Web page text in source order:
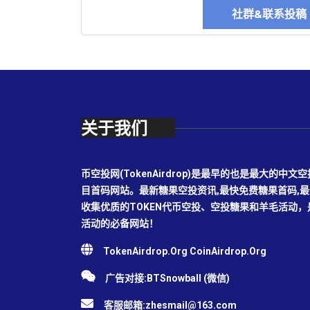
社群&联系投
关于我们
币空投网(TokenAirdrop)是最早的也是最大的中文
目首码网站。最新糖果空投资讯,最快免费糖果首码,
收集优质的TOKEN代币空投、空投糖果和羊毛活动
活动的必备网站！
TokenAirdrop.Org CoinAirdrop.Org
广告对接:BTSnowball (微信)
客服邮箱:zhesmail@163.com